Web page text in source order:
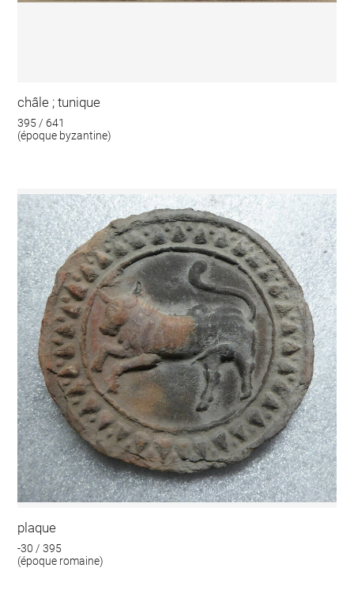
châle ; tunique
395 / 641
(époque byzantine)
plaque
-30 / 395
(époque romaine)